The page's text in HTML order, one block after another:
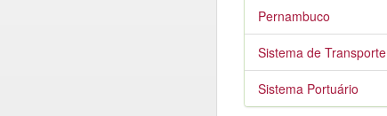
Pernambuco
Sistema de Transporte
Sistema Portuário